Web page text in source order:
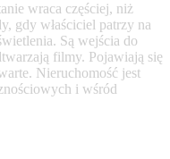
wraca częściej, niż
gdy właściciel patrzy na
Są wejścia do
filmy. Pojawiają się
Nieruchomość jest
i wśród